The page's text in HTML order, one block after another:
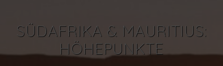
SÜDAFRIKA & MAURITIUS:
HÖHEPUNKTE